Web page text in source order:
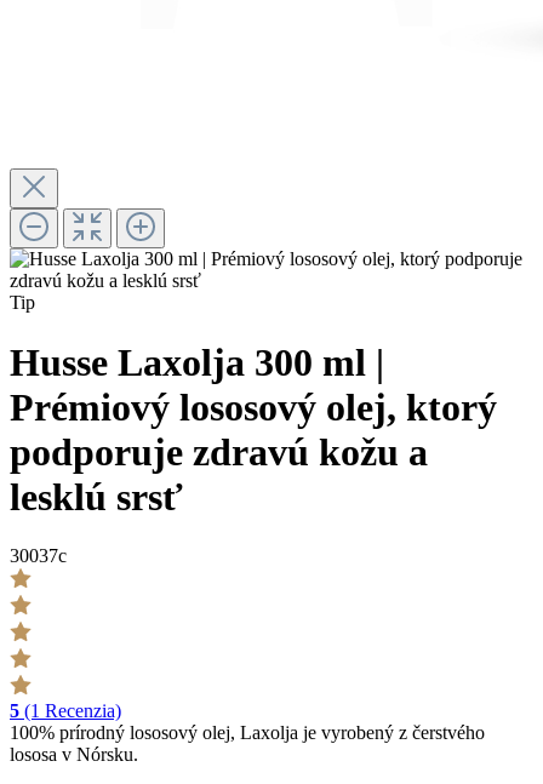
Tip
Husse Laxolja 300 ml |
Prémiový lososový olej, ktorý
podporuje zdravú kožu a
lesklú srsť
30037c
5 (1 Recenzia)
100% prírodný lososový olej, Laxolja je vyrobený z čerstvého
lososa v Nórsku.